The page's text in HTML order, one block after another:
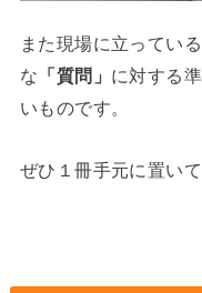
また現場に立ってい
な 「質問」 に対する
いものです。
ぜひ１冊手元に置い